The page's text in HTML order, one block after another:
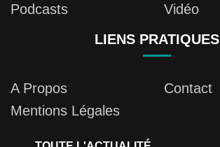
Podcasts
Vidéo
LIENS PRATIQUES
A Propos
Contact
Mentions Légales